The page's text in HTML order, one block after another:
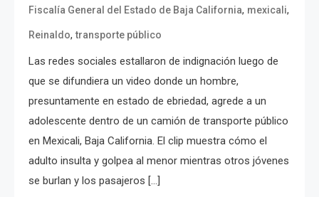
Fiscalía General del Estado de Baja California, mexicali,
Reinaldo,transporte público
Las redes sociales estallaron de indignación luego de
que se difundiera un video donde un hombre,
presuntamente en estado de ebriedad, agrede a un
adolescente dentro de un camión de transporte público
en Mexicali, Baja California. El clip muestra cómo el
adulto insulta y golpea al menor mientras otros jóvenes
se burlan y los pasajeros […]